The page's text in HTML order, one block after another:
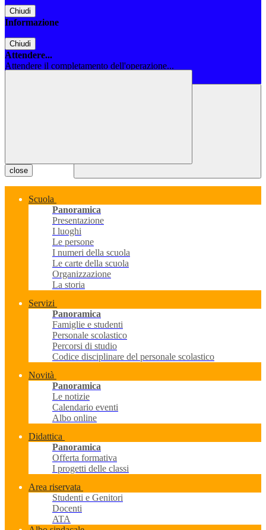
Chiudi
Informazione
Chiudi
Attendere...
Attendere il completamento dell'operazione...
close
Scuola
Panoramica
Presentazione
I luoghi
Le persone
I numeri della scuola
Le carte della scuola
Organizzazione
La storia
Servizi
Panoramica
Famiglie e studenti
Personale scolastico
Percorsi di studio
Codice disciplinare del personale scolastico
Novità
Panoramica
Le notizie
Calendario eventi
Albo online
Didattica
Panoramica
Offerta formativa
I progetti delle classi
Area riservata
Studenti e Genitori
Docenti
ATA